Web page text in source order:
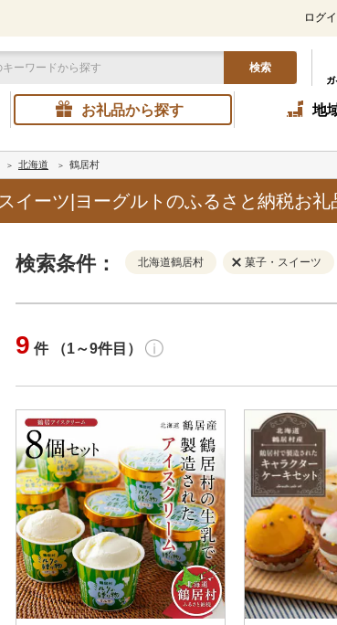
ログ
検索
お礼品から探す 地
北海道 鶴居村
イーツ|ヨーグルトのふるさと納税お礼
検索条件： 北海道鶴居村 菓子・スイーツ
円
決済方法 解除
PayPay
クレジットカード決済
Amazon Pay
楽天ペイ
メルペイ
コンビニ支払い
ソフトバンクまとめて支払い
通常
冷蔵便
冷凍便
9 件 （1～9件目）